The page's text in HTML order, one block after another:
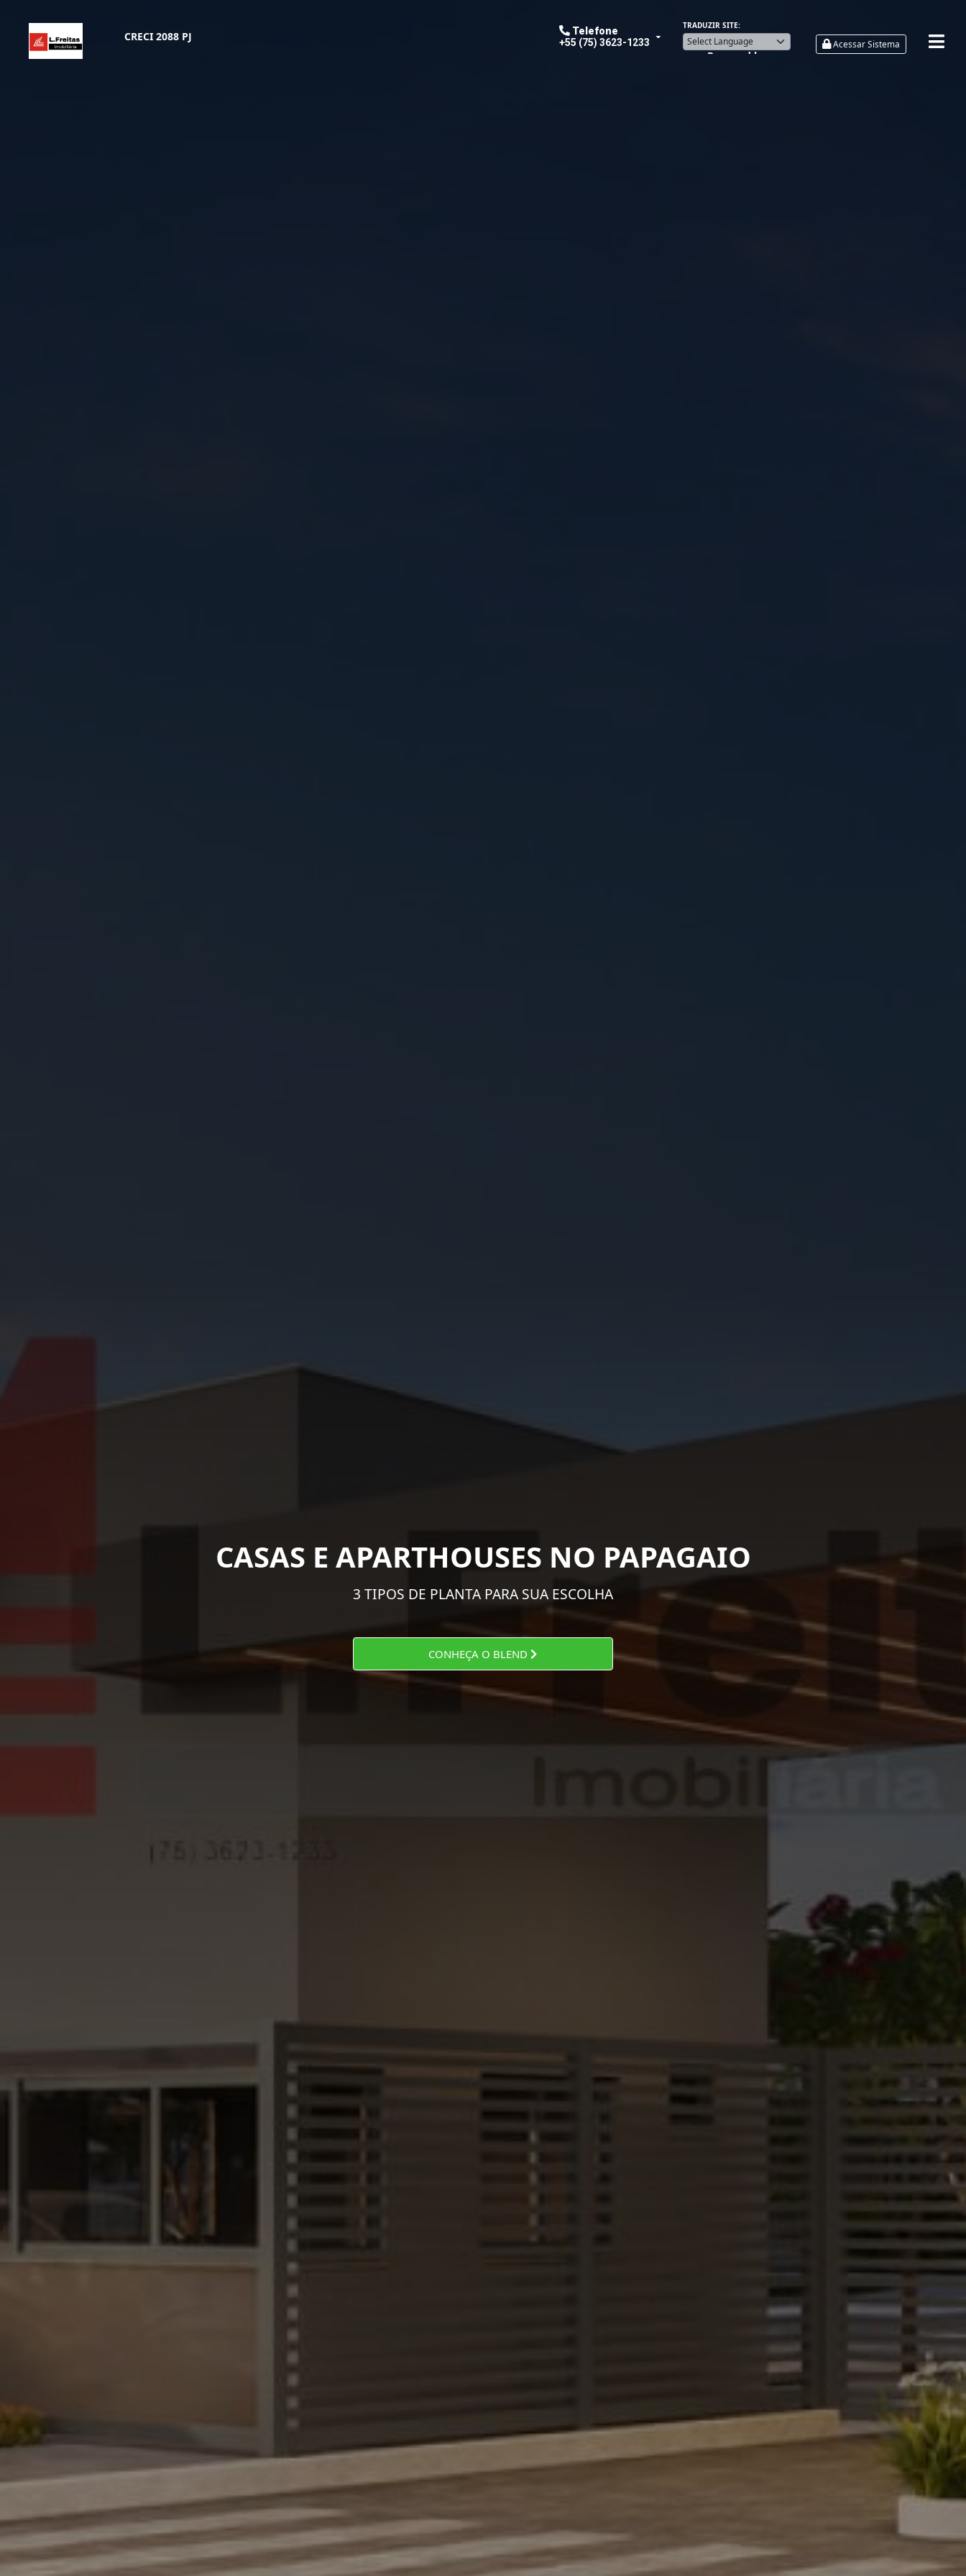
CRECI 2088 PJ
Telefone
+55 (75) 3623-1233
TRADUZIR SITE:
Powered by
Acessar Sistema
CASAS E APARTHOUSES NO PAPAGAIO
3 TIPOS DE PLANTA PARA SUA ESCOLHA
CONHEÇA O BLEND